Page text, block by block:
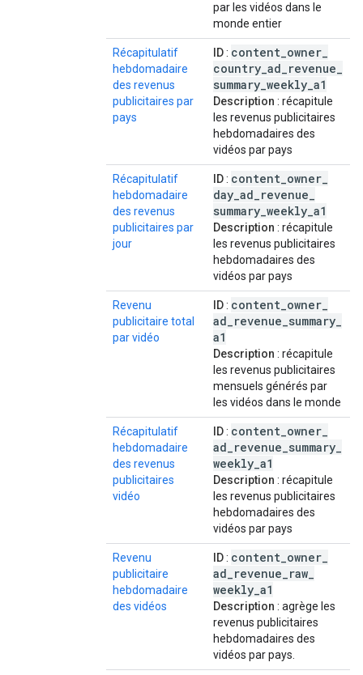
par les vidéos dans le
monde entier
Récapitulatif
hebdomadaire
des revenus
publicitaires par
pays
ID: content owner
country ad revenue
summary weekly a1
Description : récapitule
les revenus publicitaires
hebdomadaires des
vidéos par pays
Récapitulatif
hebdomadaire
des revenus
publicitaires par
jour
ID: content owner
day ad revenue
summary weekly a1
Description : récapitule
les revenus publicitaires
hebdomadaires des
vidéos par pays
Revenu
publicitaire total
par vidéo
ID: content owner
ad revenue summary
a1
Description : récapitule
les revenus publicitaires
mensuels générés par
les vidéos dans le monde
Récapitulatif
hebdomadaire
des revenus
publicitaires
vidéo
ID: content owner
ad revenue summary
weekly a1
Description : récapitule
les revenus publicitaires
hebdomadaires des
vidéos par pays
Revenu
publicitaire
hebdomadaire
des vidéos
ID: content owner
ad revenue raw
weekly a1
Description : agrège les
revenus publicitaires
hebdomadaires des
vidéos par pays.